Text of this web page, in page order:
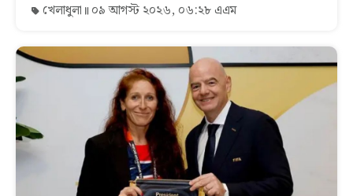
খেলাধুলা ০৯ আগস্ট ২০২৬, ০৬:২৮ এএম